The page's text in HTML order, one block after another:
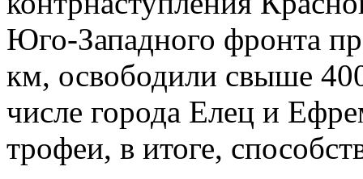
Юго-Западного фронта
км, освободили свыше
числе города Елец и
трофеи, в итоге,